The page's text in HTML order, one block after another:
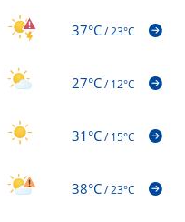
37°C/23°C
27°C/12°C
31°C/15°C
38°C/23°C